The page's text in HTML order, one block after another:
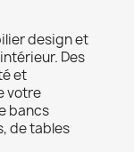
design et
Des
et
votre
bancs
de tables